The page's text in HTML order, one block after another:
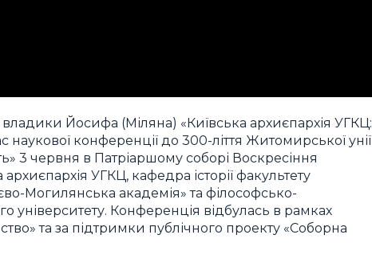
Йосифа (Міляна) «Київська архиєпархія УГКЦ:
конференції до 300-ліття Житомирської унії
3 червня в Патріаршому соборі Воскресіння
УГКЦ, кафедра історії факультету
Могилянська академія» та філософсько-
університету. Конференція відбулась в рамках
та за підтримки публічного проекту «Соборна